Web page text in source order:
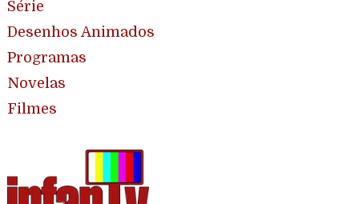
Série
Desenhos Animados
Programas
Novelas
Filmes